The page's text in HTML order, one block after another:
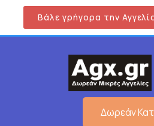
Βάλε γρήγορα την
Δωρεάν